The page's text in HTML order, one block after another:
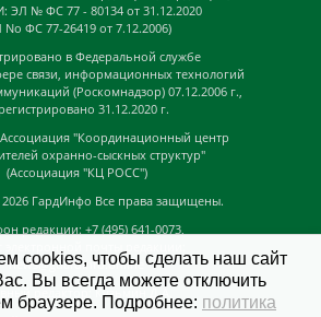
ЭЛ № ФС 77 - 80134 от 31.12.2020
No ФС 77-26419 от 7.12.2006)
в Федеральной службе
связи, информационных технологий
(Роскомнадзор) 07.12.2006 г.,
31.12.2020 г.
"Координационный центр
охранно-сыскных структур"
(Ассоциация "КЦ РОСС")
ГардИнфо Все права защищены.
редакции: +7 (495) 641-0073,
news@guardinfo.online
редактор: Кузьмин Д.А.
cookies, чтобы сделать наш сайт
Вы всегда можете отключить
браузере. Подробнее: политика